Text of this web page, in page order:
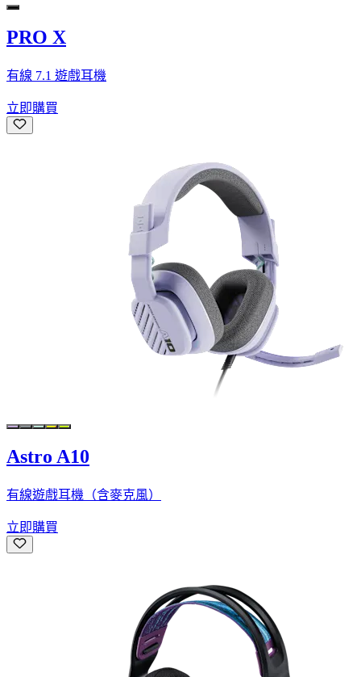
PRO X
有線 7.1 遊戲耳機
立即購買
Astro A10
有線遊戲耳機（含麥克風）
立即購買